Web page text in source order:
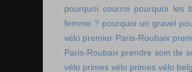
pourquoi courroi pourquoi les
femme ? pourquoi un gravel
vélo premier Paris-Roubaix
Paris-Roubaix prendre soin de
vélo primes vélo primes vélo